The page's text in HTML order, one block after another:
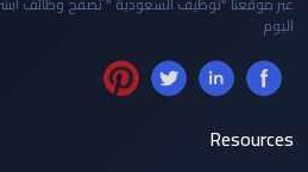
اليوم
Resources